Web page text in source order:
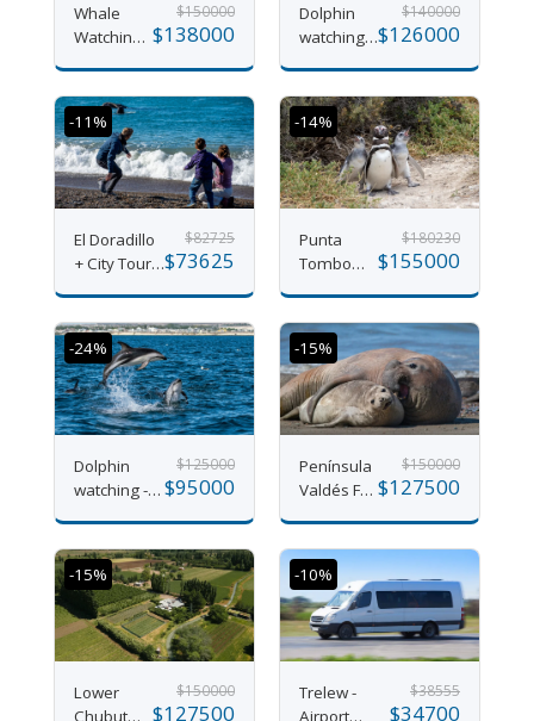
Whale
Watching
$150000
$138000
Dolphin
watching
$140000
$126000
-11%
El Doradillo
+ City Tour
$82725
$73625
-14%
Punta
Tombo
Island or
Gaiman
$180230
$155000
-24%
Dolphin
watching -
20th
$125000
$95000
-15%
Península
Valdés Full
$150000
$127500
-15%
Lower
Chubut
$150000
$127500
-10%
Trelew -
Airport
$38555
$34700